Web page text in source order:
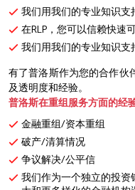
我们用我们的专业知识支
在RLP，您可以信赖快速
我们用我们的专业知识支
有了普洛斯作为您的合作伙
及透明度和经验。
普洛斯在重组服务方面的经
金融重组/资本重组
破产/清算情况
争议解决/公平信
我们作为一个独立的投